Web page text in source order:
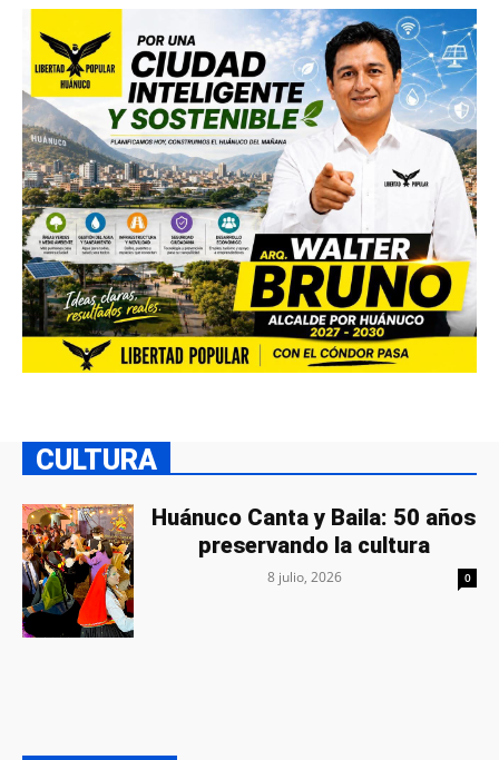
CULTURA
Huánuco Canta y Baila: 50 años
preservando la cultura
8 julio, 2026 0